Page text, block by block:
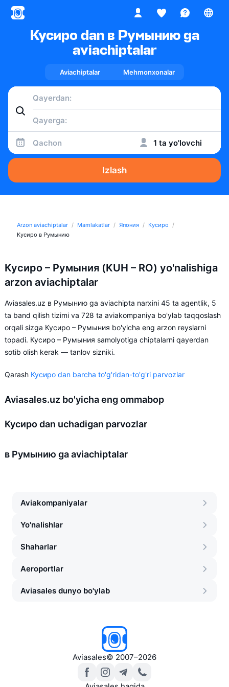
Кусиро dan в Румынию ga
aviachiptalar
Aviachiptalar Mehmonxonalar
Qachon 1 ta yo'lovchi
Izlash
Arzon aviachiptalar Mamlakatlar Япония
Кусиро
Кусиро в Румынию
Кусиро – Румыния (KUH – RO) yo'nalishiga
arzon aviachiptalar
Aviasales.uz в Румынию ga aviachipta narxini 45 ta agentlik, 5
ta band qilish tizimi va 728 ta aviakompaniya bo'ylab taqqoslash
orqali sizga Кусиро – Румыния bo'yicha eng arzon reyslarni
topadi. Кусиро – Румыния samolyotiga chiptalarni qayerdan
sotib olish kerak — tanlov sizniki.
Qarash Кусиро dan barcha to'g'ridan-to'g'ri parvozlar
Aviasales.uz bo'yicha eng ommabop
Кусиро dan uchadigan parvozlar
в Румынию ga aviachiptalar
Aviakompaniyalar
Yo'nalishlar
Shaharlar
Aeroportlar
Aviasales dunyo bo'ylab
Aviasales© 2007–2026